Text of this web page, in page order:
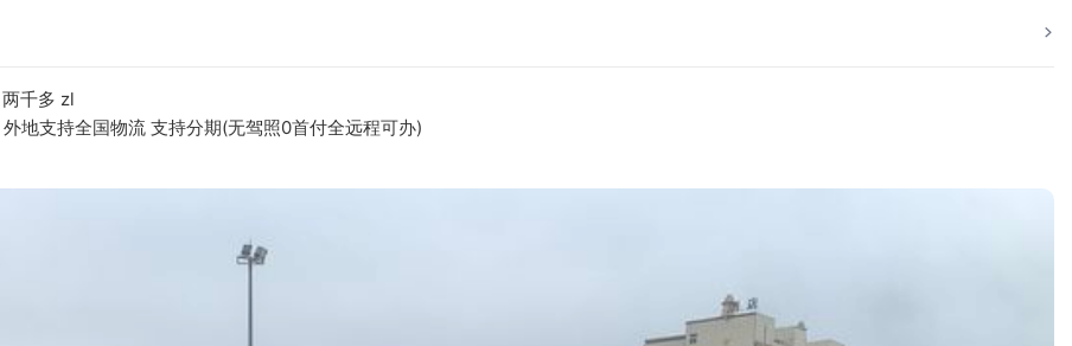
千多 zl
地支持全国物流 支持分期(无驾照0首付全远程可办)